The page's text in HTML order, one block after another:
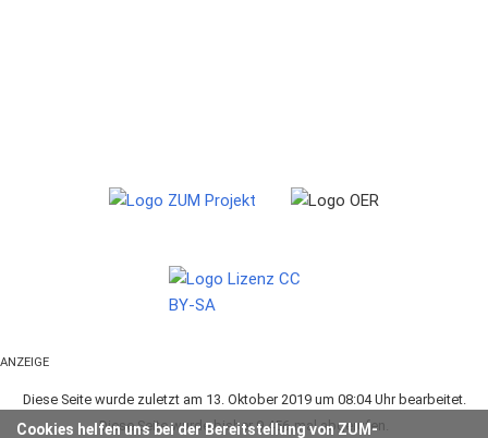
Cookies helfen uns bei der Bereitstellung von ZUM-
ANZEIGE
Diese Seite wurde zuletzt am 13. Oktober 2019 um 08:04 Uhr bearbeitet.
Diese Seite wurde bisher 9.456-mal abgerufen.